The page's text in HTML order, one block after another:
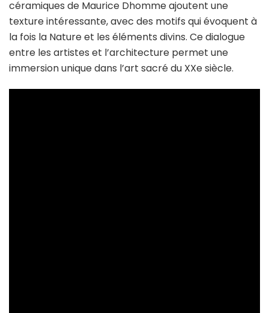
céramiques de Maurice Dhomme ajoutent une
texture intéressante, avec des motifs qui évoquent à
la fois la Nature et les éléments divins. Ce dialogue
entre les artistes et l’architecture permet une
immersion unique dans l’art sacré du XXe siècle.